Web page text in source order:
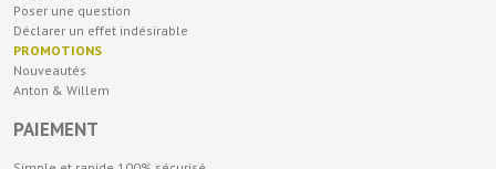
Poser une question
Déclarer un effet indésirable
PROMOTIONS
Nouveautés
Anton & Willem
PAIEMENT